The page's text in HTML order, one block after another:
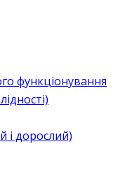
функціонування
і дорослий)